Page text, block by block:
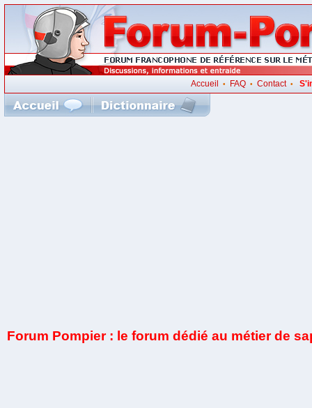
Accueil • FAQ• Contact•
Forum Pompier : le forum dédié au métier de